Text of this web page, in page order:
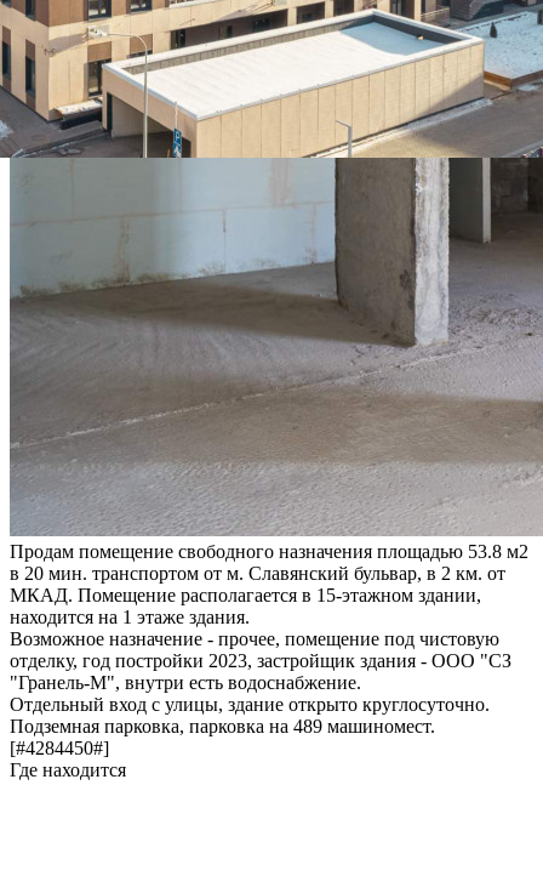
Продам помещение свободного назначения площадью 53.8 м2
в 20 мин. транспортом от м. Славянский бульвар, в 2 км. от
МКАД. Помещение располагается в 15-этажном здании,
находится на 1 этаже здания.
Возможное назначение - прочее, помещение под чистовую
отделку, год постройки 2023, застройщик здания - ООО "СЗ
"Гранель-М", внутри есть водоснабжение.
Отдельный вход с улицы, здание открыто круглосуточно.
Подземная парковка, парковка на 489 машиномест.
[#4284450#]
Где находится